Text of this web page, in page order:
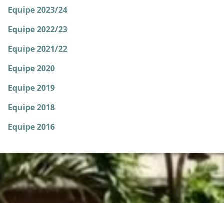
Equipe 2023/24
Equipe 2022/23
Equipe 2021/22
Equipe 2020
Equipe 2019
Equipe 2018
Equipe 2016